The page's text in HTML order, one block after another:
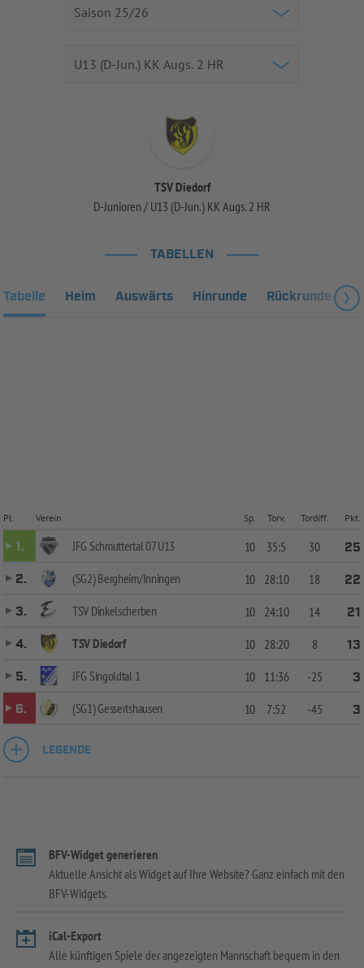
TSV Diedorf
D-Junioren / U13 (D-Jun.) KK Augs. 2 HR
TABELLEN
Tabelle Heim Auswärts Hinrunde Rückrunde
Pl. Verein Sp. Torv. Tordiff. Pkt.
1. JFG Schmuttertal 07 U13 10 35:5 30
25
2.
(SG2) Bergheim/Inningen 10 28:10 18
22
3.
TSV Dinkelscherben 10 24:10 14
21
4.
TSV Diedorf 10 28:20 8
13
5.
JFG Singoldtal 1 10 11:36 -25
3
6.
(SG1) Gessertshausen 10 7:52 -45 3
LEGENDE
BFV-Widget generieren
Aktuelle Ansicht als Widget auf Ihre Website? Ganz einfach mit den
BFV-Widgets.
iCal-Export
Alle künftigen Spiele der angezeigten Mannschaft bequem in den